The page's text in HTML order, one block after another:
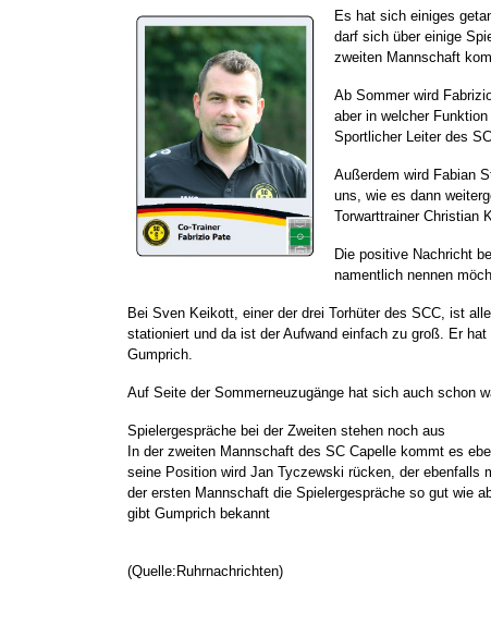
Es hat sich einiges
darf sich über einige
zweiten Mannschaft
Ab Sommer wird
aber in welcher
Sportlicher Leiter des
Außerdem wird Fabian
uns, wie es dann
Torwarttrainer Christian
Die positive Nachricht
namentlich nennen
Bei Sven Keikott, einer der drei Torhüter des SCC, ist
stationiert und da ist der Aufwand einfach zu groß. Er
Gumprich.
Auf Seite der Sommerneuzugänge hat sich auch schon
Spielergespräche bei der Zweiten stehen noch aus
In der zweiten Mannschaft des SC Capelle kommt es
seine Position wird Jan Tyczewski rücken, der ebenfalls
der ersten Mannschaft die Spielergespräche so gut wie
gibt Gumprich bekannt
(Quelle:Ruhrnachrichten)